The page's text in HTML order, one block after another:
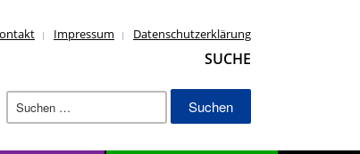
Impressum Datenschutzerklärung
SUCHE
Suchen
nach: